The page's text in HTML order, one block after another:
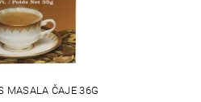
MASALA ČAJE 36G